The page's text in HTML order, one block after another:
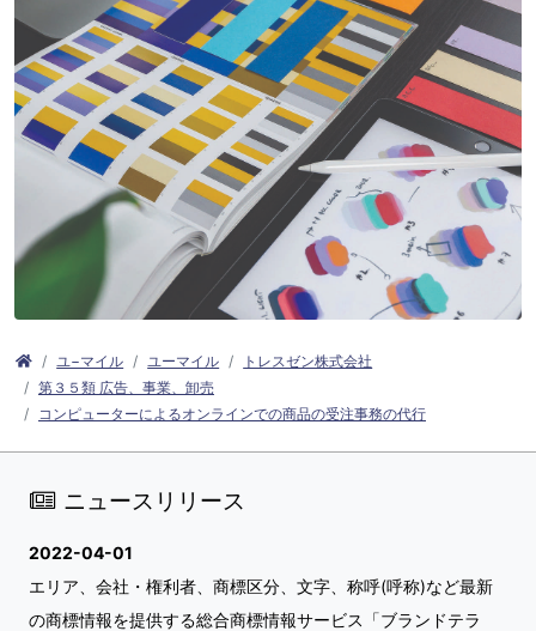
ユ−マイル ユーマイル
トレスゼン株式会社
第３５類 広告、事業、卸売
コンピューターによるオンラインでの商品の受注事務の代行
ニュースリリース
2022-04-01
エリア、会社・権利者、商標区分、文字、称呼(呼称)など最新
の商標情報を提供する総合商標情報サービス「ブランドテラ